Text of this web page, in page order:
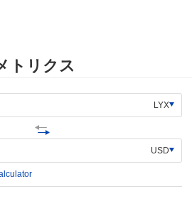
トリクス
LYX
USD
プは、LUKSOの成長とエコシステムの確
なりますか？
ると、LUKSOは2023年第4四半期を目指
上げを準備しています。このアップグレ
ムのスケーラビリティとパフォーマンス
リケーションのためのより堅牢なエコシ
に焦点を当てています。さらに、LUKSO
との統合に取り組んでおり、ブロックチ